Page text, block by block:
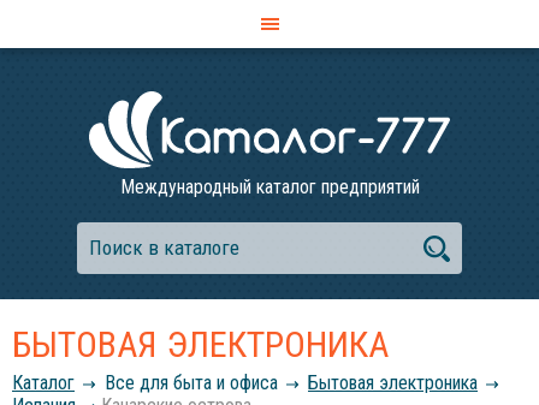
Международный каталог предприятий
БЫТОВАЯ ЭЛЕКТРОНИКА
Каталог Все для быта и офиса
Бытовая электроника